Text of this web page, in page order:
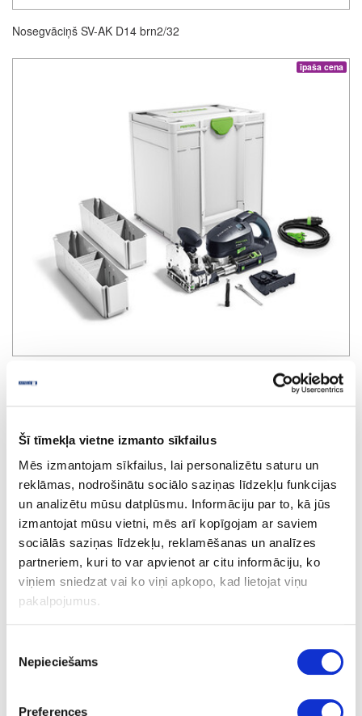
Šī tīmekļa vietne izmanto sīkfailus
Mēs izmantojam sīkfailus, lai personalizētu saturu un
reklāmas, nodrošinātu sociālo saziņas līdzekļu funkcijas
un analizētu mūsu datplūsmu. Informāciju par to, kā jūs
izmantojat mūsu vietni, mēs arī kopīgojam ar saviem
sociālās saziņas līdzekļu, reklamēšanas un analīzes
partneriem, kuri to var apvienot ar citu informāciju, ko
viņiem sniedzat vai ko viņi apkopo, kad lietojat viņu
pakalpojumus.
izvēle
Nepieciešams
Preferences
Nosegvāciņš SV-AK D14 brn2/32
īpaša cena
Frēze DOMINO tapu savienojumiem XL DF 700 EQ-Plus